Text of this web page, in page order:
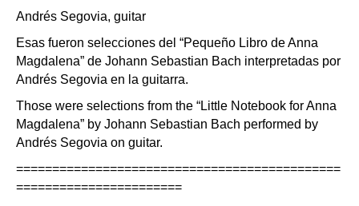
Andrés Segovia, guitar
Esas fueron selecciones del “Pequeño Libro de Anna
Magdalena” de Johann Sebastian Bach interpretadas por
Andrés Segovia en la guitarra.
Those were selections from the “Little Notebook for Anna
Magdalena” by Johann Sebastian Bach performed by
Andrés Segovia on guitar.
=============================================
=======================